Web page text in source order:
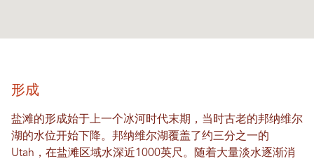
形成
盐滩的形成始于上一个冰河时代末期，当时古老的邦纳维尔
湖的水位开始下降。邦纳维尔湖覆盖了约三分之一的
Utah，在盐滩区域水深近1000英尺。随着大量淡水逐渐消